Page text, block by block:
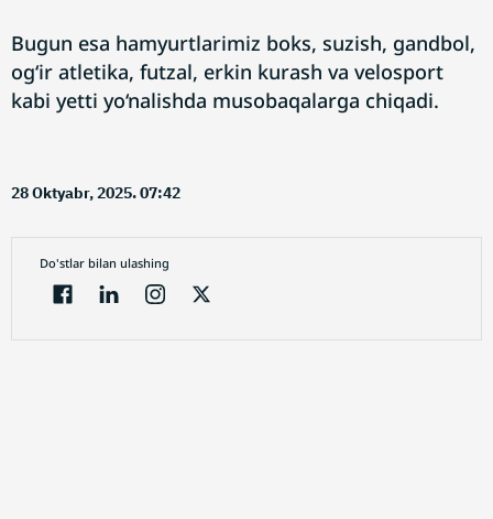
Bugun esa hamyurtlarimiz boks, suzish, gandbol,
og‘ir atletika, futzal, erkin kurash va velosport
kabi yetti yo‘nalishda musobaqalarga chiqadi.
28 Oktyabr, 2025. 07:42
Do'stlar bilan ulashing